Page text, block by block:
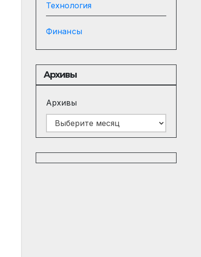
Технология
Финансы
Архивы
Архивы